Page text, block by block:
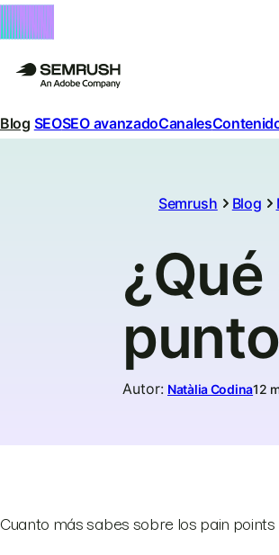
Blog SEOSEO avanzadoCanales
Semrush Blog
Autor: Natàlia Codina12
Cuanto más sabes sobre los pain